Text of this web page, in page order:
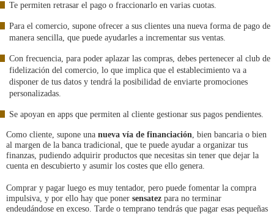
Te permiten retrasar el pago o fraccionarlo en varias cuotas.
Para el comercio, supone ofrecer a sus clientes una nueva forma de pago de
manera sencilla, que puede ayudarles a incrementar sus ventas.
Con frecuencia, para poder aplazar las compras, debes pertenecer al club de
fidelización del comercio, lo que implica que el establecimiento va a
disponer de tus datos y tendrá la posibilidad de enviarte promociones
personalizadas.
Se apoyan en apps que permiten al cliente gestionar sus pagos pendientes.
Como cliente, supone una nueva vía de financiación, bien bancaria o bien
al margen de la banca tradicional, que te puede ayudar a organizar tus
finanzas, pudiendo adquirir productos que necesitas sin tener que dejar la
cuenta en descubierto y asumir los costes que ello genera.
Comprar y pagar luego es muy tentador, pero puede fomentar la compra
impulsiva, y por ello hay que poner sensatez para no terminar
endeudándose en exceso. Tarde o temprano tendrás que pagar esas pequeñas